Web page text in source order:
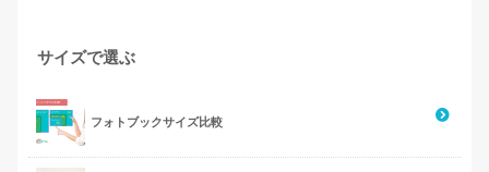
サイズで選ぶ
フォトブックサイズ比較